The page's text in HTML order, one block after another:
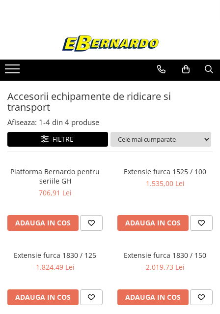
Prelucrare metal
Fierastraie pentru metal
Ferastraie mobile pentru metal
Fierastraie prelucrare metal
Ferastraie orizontale pentru metal
Ferastraie circulare pentru metal
Dispozitive de sudare pentru panze
Ferastraie automate cu banda si
Ferastraie metal cu banda si taiere
Ferastraie verticale
Strunguri CNC
Strunguri cu cutie de viteze
Strunguri de precizie
Strunguri metal cu freza
Accesorii echipamente de ridicare si
transport
Afiseaza: 1-4 din 4 produse
FILTRE
Platforma Bernardo pentru
seriile GH
706,91 Lei
ADAUGA IN COS
Extensie furca 1525 / 100
1.535,00 Lei
ADAUGA IN COS
Extensie furca 1830 / 125
1.824,49 Lei
ADAUGA IN COS
Extensie furca 1830 / 150
2.019,73 Lei
ADAUGA IN COS